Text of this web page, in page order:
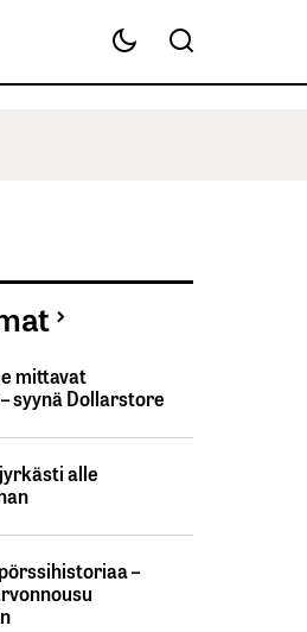
mittavat
syynä Dollarstore
alle
–